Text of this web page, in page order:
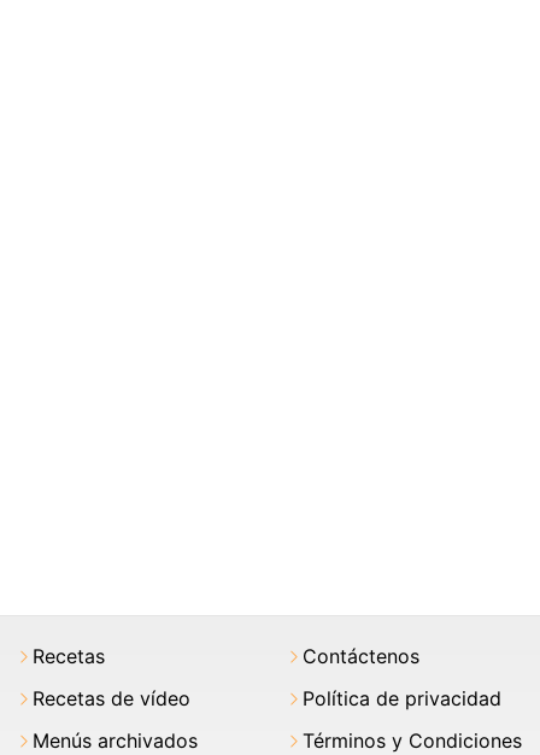
Recetas
Recetas de vídeo
Menús archivados
Contáctenos
Política de privacidad
Términos y Condiciones